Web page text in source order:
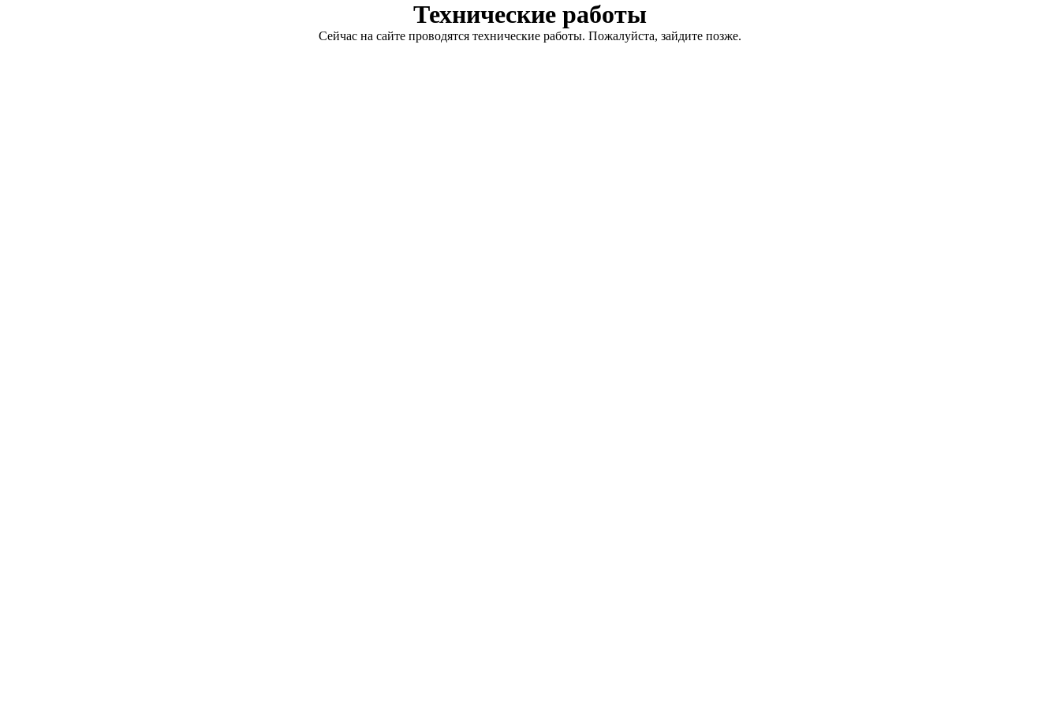
Технические работы
Сейчас на сайте проводятся технические работы. Пожалуйста, зайдите позже.